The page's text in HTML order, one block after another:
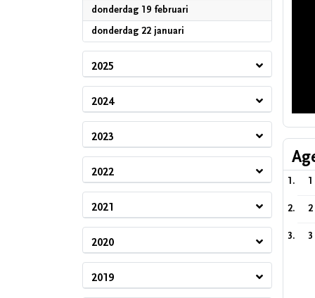
donderdag 19 februari
donderdag 22 januari
2025
2024
2023
2022
2021
2020
2019
1
2
3